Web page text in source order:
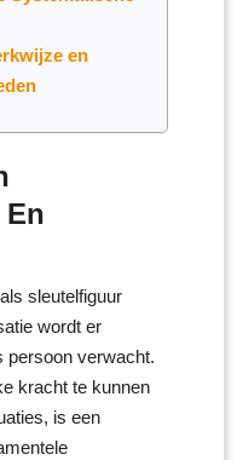
en
sleutelfiguur
wordt er
persoon verwacht.
kracht te kunnen
is een